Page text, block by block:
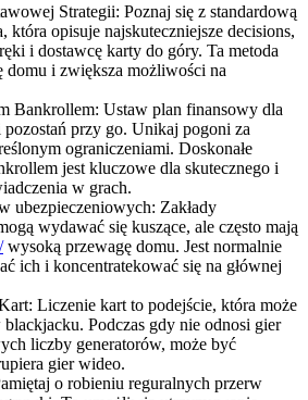
Strategii: Poznaj się z standardową
która opisuje najskuteczniejsze decisions,
i dostawcę karty do góry. Ta metoda
domu i zwiększa możliwości na
Bankrollem: Ustaw plan finansowy dla
przy go. Unikaj pogoni za
ograniczeniami. Doskonałe
jest kluczowe dla skutecznego i
w grach.
ubezpieczeniowych: Zakłady
wydawać się kuszące, ale często mają
wysoką przewagę domu. Jest normalnie
ich i koncentratekować się na głównej
Liczenie kart to podejście, która może
Podczas gdy nie odnosi gier
liczby generatorów, może być
gier wideo.
o robieniu reguralnych przerw